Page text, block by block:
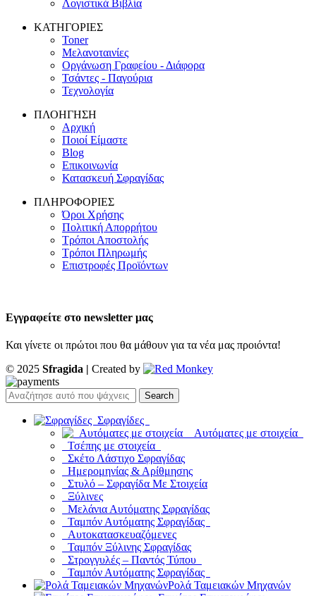
Λογιστικά Βιβλία
ΚΑΤΗΓΟΡΙΕΣ
Toner
Μελανοταινίες
Οργάνωση Γραφείου - Διάφορα
Τσάντες - Παγούρια
Τεχνολογία
ΠΛΟΗΓΗΣΗ
Αρχική
Ποιοί Είμαστε
Blog
Επικοινωνία
Κατασκευή Σφραγίδας
ΠΛΗΡΟΦΟΡΙΕΣ
Όροι Χρήσης
Πολιτική Απορρήτου
Τρόποι Αποστολής
Τρόποι Πληρωμής
Επιστροφές Προϊόντων
Εγγραφείτε στο newsletter μας
Και γίνετε οι πρώτοι που θα μάθουν για τα νέα μας προιόντα!
© 2025 Sfragida | Created by
Search
Σφραγίδες
Αυτόματες με στοιχεία
Τσέπης με στοιχεία
Σκέτο Λάστιχο Σφραγίδας
Ημερομηνίας & Αρίθμησης
Στυλό – Σφραγίδα Με Στοιχεία
Ξύλινες
Μελάνια Αυτόματης Σφραγίδας
Ταμπόν Αυτόματης Σφραγίδας
Αυτοκατασκευαζόμενες
Ταμπόν Ξύλινης Σφραγίδας
Στρογγυλές – Παντός Τύπου
Ταμπόν Αυτόματης Σφραγίδας
Ρολά Ταμειακών Μηχανών